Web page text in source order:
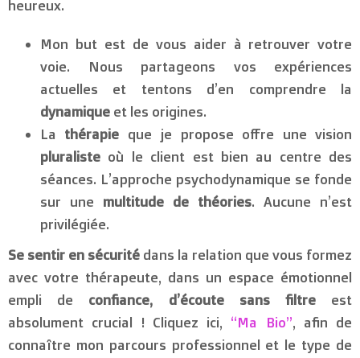
heureux.
Mon but est de vous aider à retrouver votre
voie. Nous partageons vos expériences
actuelles et tentons d’en comprendre la
dynamique et les origines.
La thérapie que je propose offre une vision
pluraliste où le client est bien au centre des
séances. L’approche psychodynamique se fonde
sur une multitude de théories. Aucune n’est
privilégiée.
Se sentir en sécurité dans la relation que vous formez
avec votre thérapeute, dans un espace émotionnel
empli de confiance, d’écoute sans filtre est
absolument crucial ! Cliquez ici, “Ma Bio”, afin de
connaître mon parcours professionnel et le type de